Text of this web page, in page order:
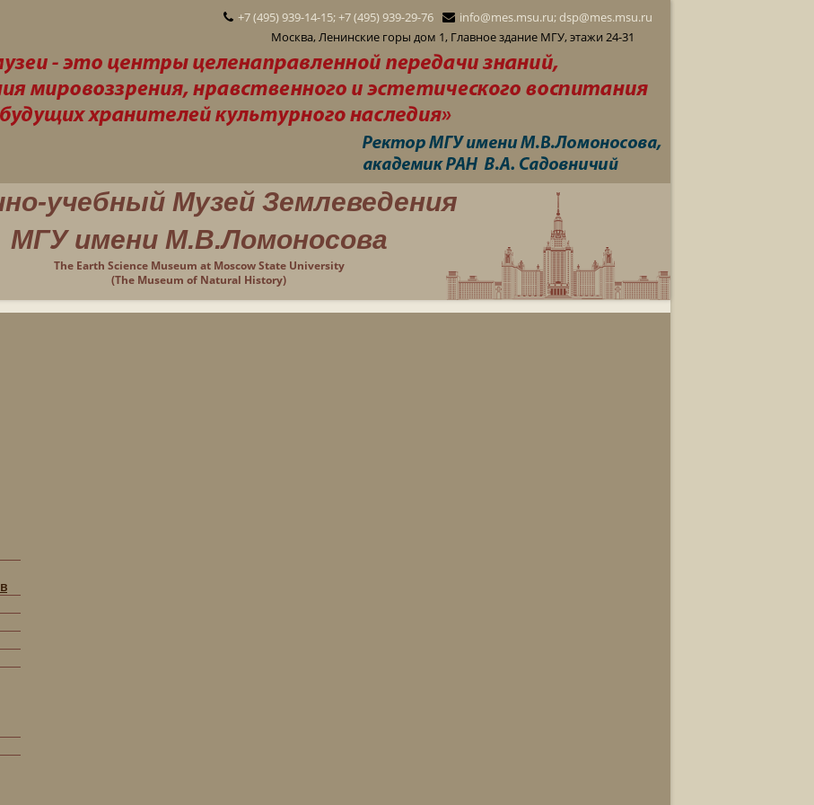
+7 (495) 939-14-15; +7 (495) 939-29-76
info@mes.msu.ru; dsp@mes.msu.ru
Москва, Ленинские горы дом 1, Главное здание МГУ, этажи 24-31
учебный Музей Землеведения
МГУ имени М.В.Ломоносова
The Earth Science Museum at Moscow State University
(The Museum of Natural History)